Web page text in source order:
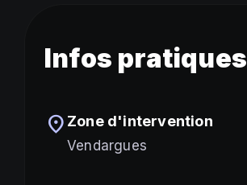
Infos pratiques
location_on Zone d'intervention
Vendargues